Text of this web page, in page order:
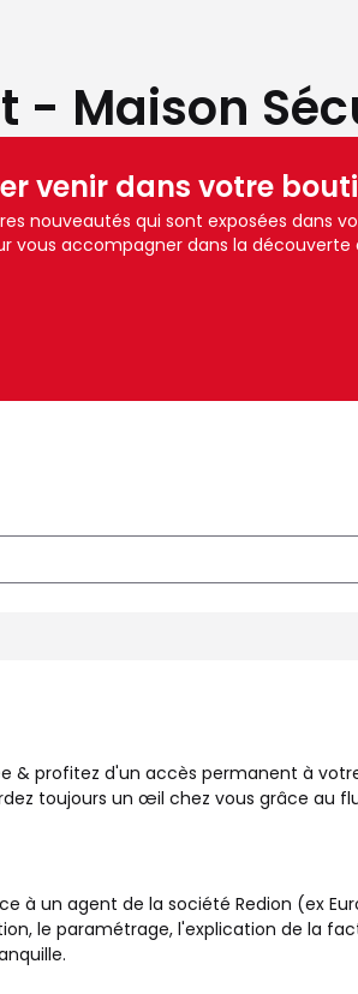
- Maison
venir dans votre
nouveautés qui sont exposées dans
vous accompagner dans la
& profitez d'un accès permanent à
toujours un œil chez vous grâce au
à un agent de la société Redion (ex
le paramétrage, l'explication de la
en toutes circonstances, disponible